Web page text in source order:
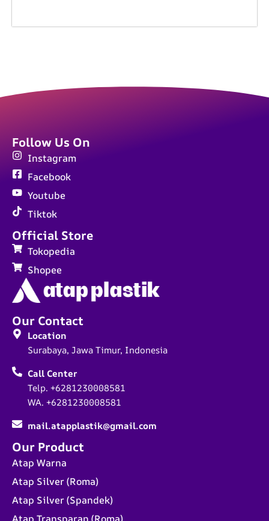
Our Product
Atap Warna
Atap Silver (Roma)
Atap Silver (Spandek)
Our Contact
Location
Surabaya, Jawa Timur, Indonesia
Call Center
Telp. +6281230008581
WA. +6281230008581
mail.atapplastik@gmail.com
Official Store
Tokopedia
Shopee
Follow Us On
Instagram
Facebook
Youtube
Tiktok